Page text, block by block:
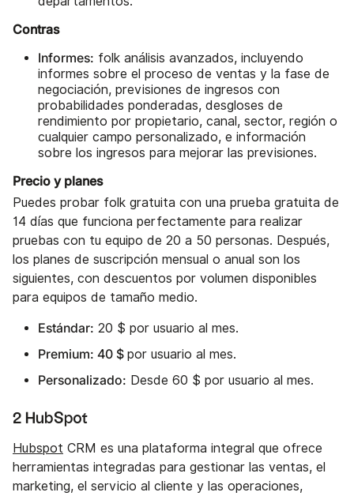
Contras
Informes: folk análisis avanzados, incluyendo
informes sobre el proceso de ventas y la fase de
negociación, previsiones de ingresos con
probabilidades ponderadas, desgloses de
rendimiento por propietario, canal, sector, región o
cualquier campo personalizado, e información
sobre los ingresos para mejorar las previsiones.
Precio y planes
Puedes probar folk gratuita con una prueba gratuita de
14 días que funciona perfectamente para realizar
pruebas con tu equipo de 20 a 50 personas. Después,
los planes de suscripción mensual o anual son los
siguientes, con descuentos por volumen disponibles
para equipos de tamaño medio.
Estándar: 20 $ por usuario al mes.
Premium: 40 $ por usuario al mes.
Personalizado: Desde 60 $ por usuario al mes.
2 HubSpot
Hubspot CRM es una plataforma integral que ofrece
herramientas integradas para gestionar las ventas, el
marketing, el servicio al cliente y las operaciones,